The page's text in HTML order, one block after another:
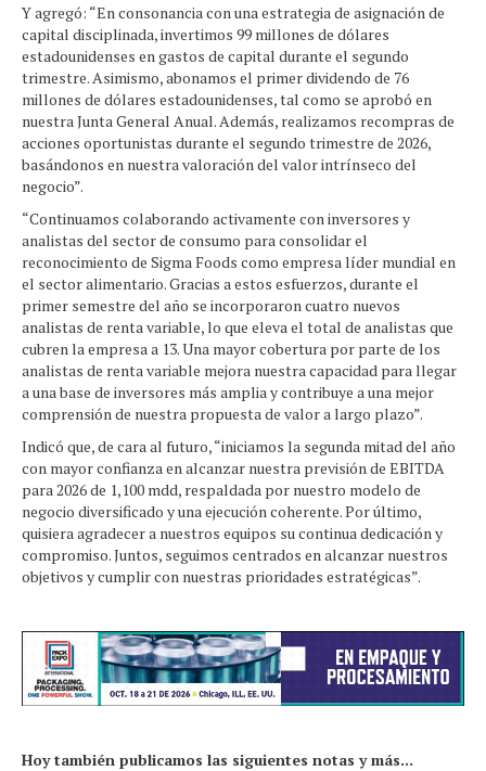
Y agregó: “En consonancia con una estrategia de asignación de
capital disciplinada, invertimos 99 millones de dólares
estadounidenses en gastos de capital durante el segundo
trimestre. Asimismo, abonamos el primer dividendo de 76
millones de dólares estadounidenses, tal como se aprobó en
nuestra Junta General Anual. Además, realizamos recompras de
acciones oportunistas durante el segundo trimestre de 2026,
basándonos en nuestra valoración del valor intrínseco del
negocio”.
“Continuamos colaborando activamente con inversores y
analistas del sector de consumo para consolidar el
reconocimiento de Sigma Foods como empresa líder mundial en
el sector alimentario. Gracias a estos esfuerzos, durante el
primer semestre del año se incorporaron cuatro nuevos
analistas de renta variable, lo que eleva el total de analistas que
cubren la empresa a 13. Una mayor cobertura por parte de los
analistas de renta variable mejora nuestra capacidad para llegar
a una base de inversores más amplia y contribuye a una mejor
comprensión de nuestra propuesta de valor a largo plazo”.
Indicó que, de cara al futuro, “iniciamos la segunda mitad del año
con mayor confianza en alcanzar nuestra previsión de EBITDA
para 2026 de 1,100 mdd, respaldada por nuestro modelo de
negocio diversificado y una ejecución coherente. Por último,
quisiera agradecer a nuestros equipos su continua dedicación y
compromiso. Juntos, seguimos centrados en alcanzar nuestros
objetivos y cumplir con nuestras prioridades estratégicas”.
Hoy también publicamos las siguientes notas y más...